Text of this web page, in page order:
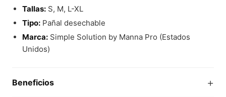
Tallas:S, M, L-XL
Tipo:Pañal desechable
Marca:Simple Solution by Manna Pro (Estados
Unidos)
Beneficios +